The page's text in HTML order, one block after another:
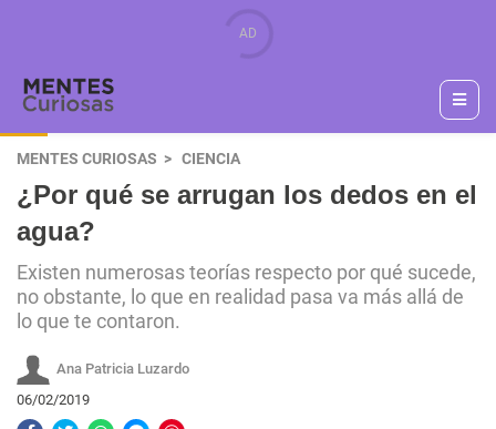
MENTES CURIOSAS CIENCIA
¿Por qué se arrugan los dedos en el
agua?
Existen numerosas teorías respecto por qué sucede,
no obstante, lo que en realidad pasa va más allá de
lo que te contaron.
Ana Patricia Luzardo
06/02/2019